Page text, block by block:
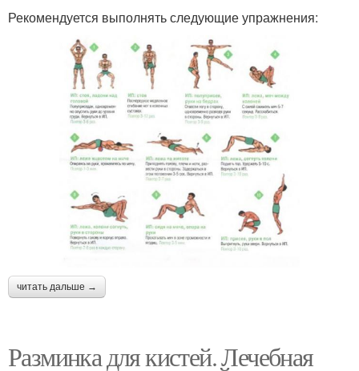
Рекомендуется выполнять следующие упражнения:
читать дальше →
Разминка для кистей. Лечебная